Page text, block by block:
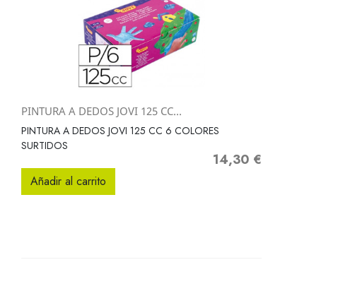
 Vista rápida
PINTURA A DEDOS JOVI 125 CC...
PINTURA A DEDOS JOVI 125 CC 6 COLORES
SURTIDOS
Precio
14,30 €
Añadir al carrito